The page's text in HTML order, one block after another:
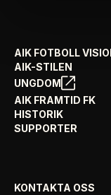
AIK FOTBOLL
AIK-STILEN
UNGDOM
AIK FRAMTID FK
HISTORIK
SUPPORTER
KONTAKTA OSS